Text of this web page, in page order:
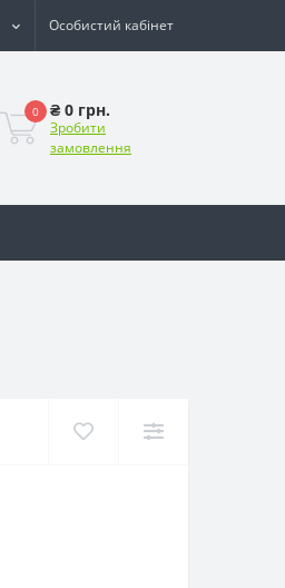
Особистий кабінет
0 ₴ 0 грн.
Зробити
замовлення